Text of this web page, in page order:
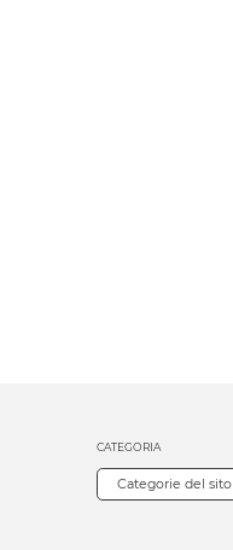
CATEGORIA
Categorie del sito